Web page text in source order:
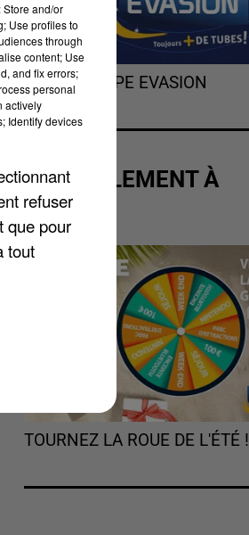
L'HOROSCOPE EVASION
ACTUELLEMENT À
GAGNER
TOURNEZ LA ROUE DE L'ÉTÉ !
and/or
Use profiles to
through
content; Use
and fix errors;
personal
actively
Identify devices
refuser
que pour
tout